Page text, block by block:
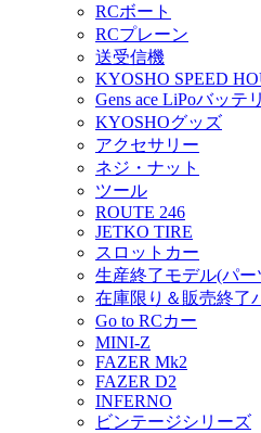
RCボート
RCプレーン
送受信機
KYOSHO SPEED
Gens ace LiPoバッテ
KYOSHOグッズ
アクセサリー
ネジ・ナット
ツール
ROUTE 246
JETKO TIRE
スロットカー
生産終了モデル(パ
在庫限り＆販売終了
Go to RCカー
MINI-Z
FAZER Mk2
FAZER D2
INFERNO
ビンテージシリーズ